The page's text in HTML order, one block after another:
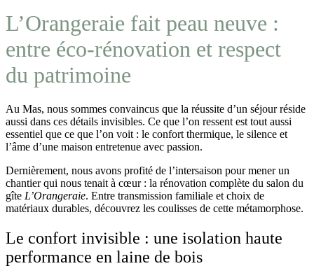
L’Orangeraie fait peau neuve :
entre éco-rénovation et respect
du patrimoine
Au Mas, nous sommes convaincus que la réussite d’un séjour réside
aussi dans ces détails invisibles. Ce que l’on ressent est tout aussi
essentiel que ce que l’on voit : le confort thermique, le silence et
l’âme d’une maison entretenue avec passion.
Dernièrement, nous avons profité de l’intersaison pour mener un
chantier qui nous tenait à cœur : la rénovation complète du salon du
gîte L’Orangeraie. Entre transmission familiale et choix de
matériaux durables, découvrez les coulisses de cette métamorphose.
Le confort invisible : une isolation haute
performance en laine de bois